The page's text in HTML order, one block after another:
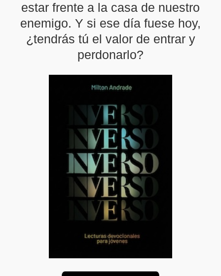
estar frente a la casa de nuestro
enemigo. Y si ese día fuese hoy,
¿tendrás tú el valor de entrar y
perdonarlo?